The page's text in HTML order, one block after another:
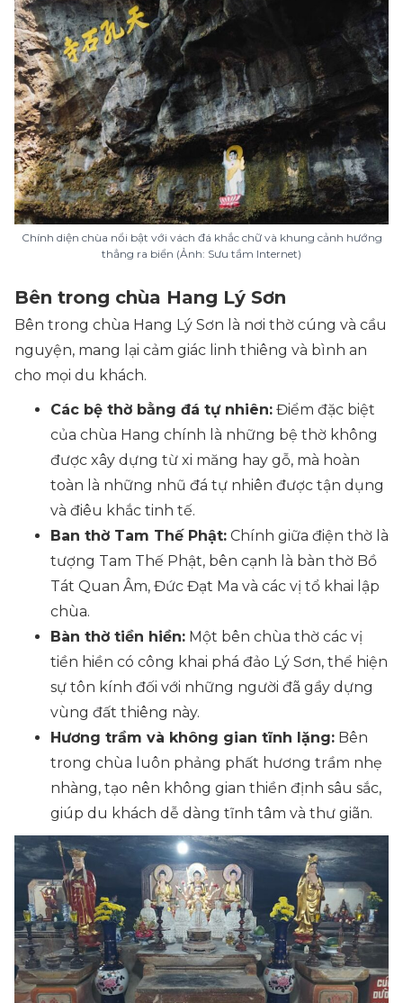
Chính diện chùa nổi bật với vách đá khắc chữ và khung cảnh hướng
thẳng ra biển (Ảnh: Sưu tầm Internet)
Bên trong chùa Hang Lý Sơn
Bên trong chùa Hang Lý Sơn là nơi thờ cúng và cầu
nguyện, mang lại cảm giác linh thiêng và bình an
cho mọi du khách.
Các bệ thờ bằng đá tự nhiên: Điểm đặc biệt
của chùa Hang chính là những bệ thờ không
được xây dựng từ xi măng hay gỗ, mà hoàn
toàn là những nhũ đá tự nhiên được tận dụng
và điêu khắc tinh tế.
Ban thờ Tam Thế Phật: Chính giữa điện thờ là
tượng Tam Thế Phật, bên cạnh là bàn thờ Bồ
Tát Quan Âm, Đức Đạt Ma và các vị tổ khai lập
chùa.
Bàn thờ tiền hiền: Một bên chùa thờ các vị
tiền hiền có công khai phá đảo Lý Sơn, thể hiện
sự tôn kính đối với những người đã gầy dựng
vùng đất thiêng này.
Hương trầm và không gian tĩnh lặng: Bên
trong chùa luôn phảng phất hương trầm nhẹ
nhàng, tạo nên không gian thiền định sâu sắc,
giúp du khách dễ dàng tĩnh tâm và thư giãn.